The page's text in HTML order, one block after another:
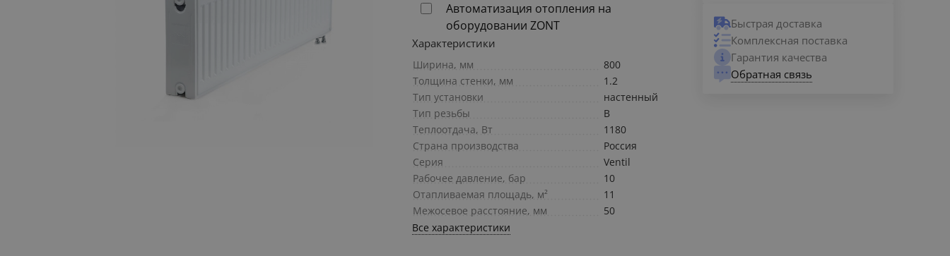
Автоматизация отопления на
оборудовании ZONT
Характеристики
Ширина, мм
800
Толщина стенки, мм
1.2
Тип установки
настенный
Тип резьбы
В
Теплоотдача, Вт
1180
Страна производства
Россия
Серия
Ventil
Рабочее давление, бар
10
Отапливаемая площадь, м²
11
Межосевое расстояние, мм
50
Все характеристики
Быстрая доставка
Комплексная поставка
Гарантия качества
Обратная связь